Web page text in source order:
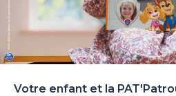
Votre enfant et la